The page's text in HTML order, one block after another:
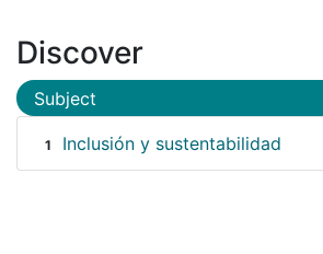
Discover
Subject
1 Inclusión y sustentabilidad